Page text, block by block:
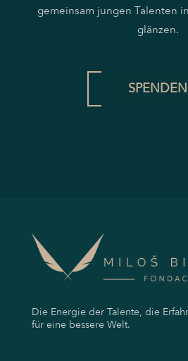
gemeinsam jungen Talenten
glänzen.
SPENDEN
Die Energie der Talente, die
für eine bessere Welt.